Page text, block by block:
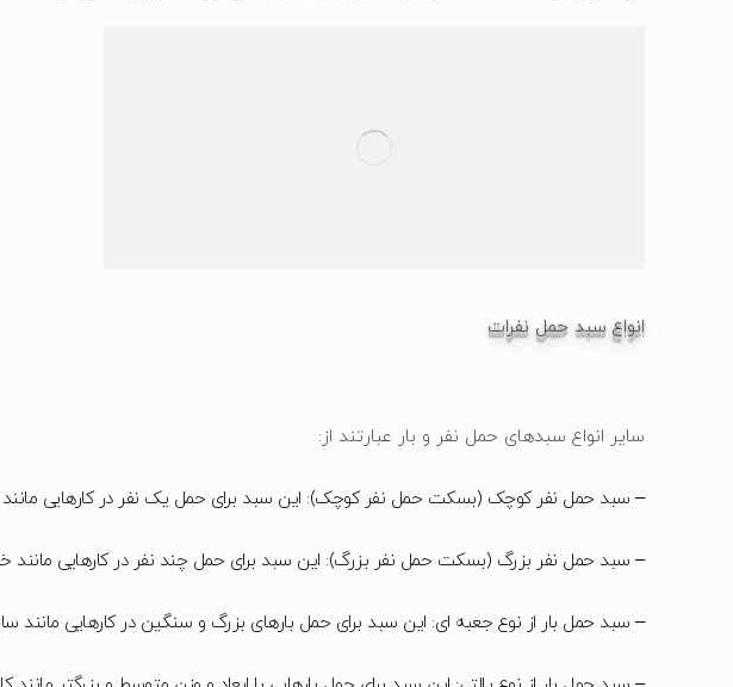
انواع سبد حمل نفرات
سایر انواع سبدهای حمل نفر و بار عبارتند از:
– سبد حمل نفر کوچک (بسکت حمل نفر کوچک): این سبد برای حمل یک نفر در کارهایی مانند
– سبد حمل نفر بزرگ (بسکت حمل نفر بزرگ): این سبد برای حمل چند نفر در کارهایی
– سبد حمل بار از نوع جعبه ای: این سبد برای حمل بارهای بزرگ و سنگین در کارهایی